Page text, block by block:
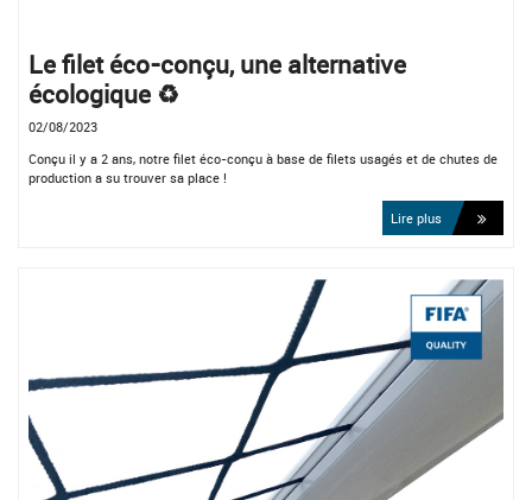
Le filet éco-conçu, une alternative
écologique ♻
02/08/2023
Conçu il y a 2 ans, notre filet éco-conçu à base de filets usagés et de chutes de
production a su trouver sa place !
Lire plus